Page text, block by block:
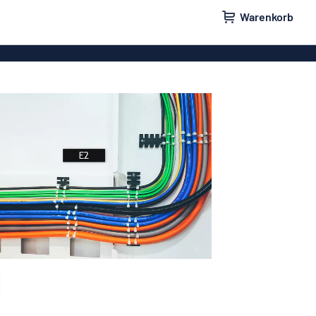
Warenkorb
Türschilder
Parkplatzschilder
Magnetschilder